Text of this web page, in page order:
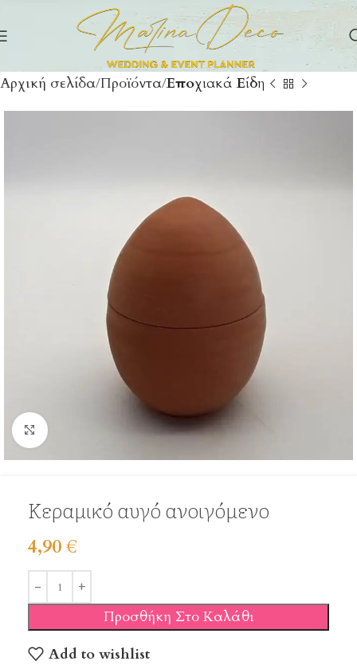
Αρχική σελίδα Προϊόντα Εποχιακά Είδη
Click to enlarge
Κεραμικό αυγό ανοιγόμενο
4,90€
Προσθήκη Στο Καλάθι
Add to wishlist